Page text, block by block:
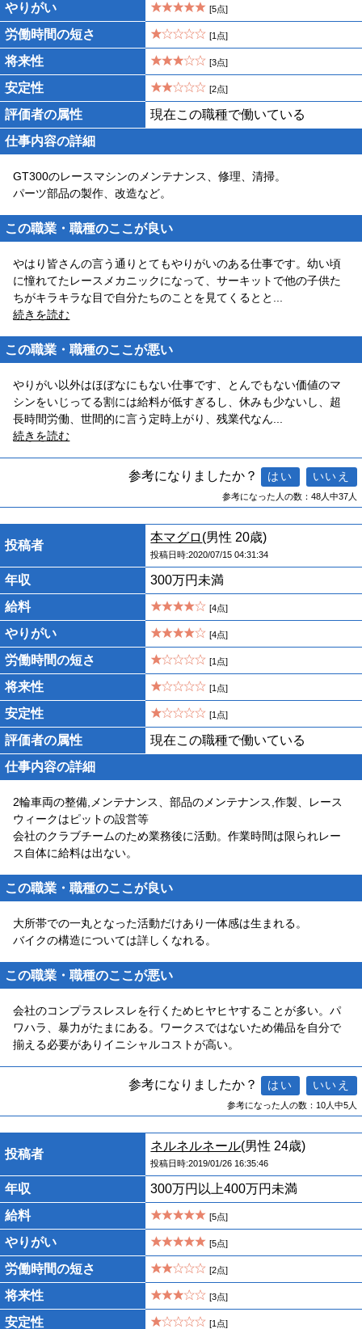
やりがい [5点]
労働時間の短さ [1点]
将来性 [3点]
安定性 [2点]
評価者の属性
現在この職種で働いている
仕事内容の詳細
GT300のレースマシンのメンテナンス、修理、清掃。
パーツ部品の製作、改造など。
この職業・職種のここが良い
やはり皆さんの言う通りとてもやりがいのある仕事です。幼い頃
に憧れてたレースメカニックになって、サーキットで他の子供た
ちがキラキラな目で自分たちのことを見てくるとと
続きを読む
この職業・職種のここが悪い
やりがい以外はほぼなにもない仕事です、とんでもない価値のマ
シンをいじってる割には給料が低すぎるし、休みも少ないし、超
長時間労働、世間的に言う定時上がり、残業代なん
続きを読む
参考になりましたか？
参考になった人の数：48人中37人
投稿者
本マグロ (男性 20歳)
投稿日時:2020/07/15 04:31:34
年収
300万円未満
給料
[4点]
やりがい [4点]
労働時間の短さ [1点]
将来性 [1点]
安定性 [1点]
評価者の属性
現在この職種で働いている
仕事内容の詳細
2輪車両の整備,メンテナンス、部品のメンテナンス,作製、レース
ウィークはピットの設営等
会社のクラブチームのため業務後に活動。作業時間は限られレー
ス自体に給料は出ない。
この職業・職種のここが良い
大所帯での一丸となった活動だけあり一体感は生まれる。
バイクの構造については詳しくなれる。
この職業・職種のここが悪い
会社のコンプラスレスレを行くためヒヤヒヤすることが多い。パ
ワハラ、暴力がたまにある。ワークスではないため備品を自分で
揃える必要がありイニシャルコストが高い。
参考になりましたか？
参考になった人の数：10人中5人
投稿者
ネルネルネール(男性 24歳)
投稿日時:2019/01/26 16:35:46
年収
300万円以上400万円未満
給料
[5点]
やりがい [5点]
労働時間の短さ [2点]
将来性 [3点]
安定性 [1点]